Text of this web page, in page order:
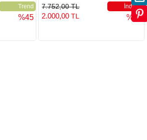
Trend
%45
7.752,00 TL İndirim
2.000,00TL %74